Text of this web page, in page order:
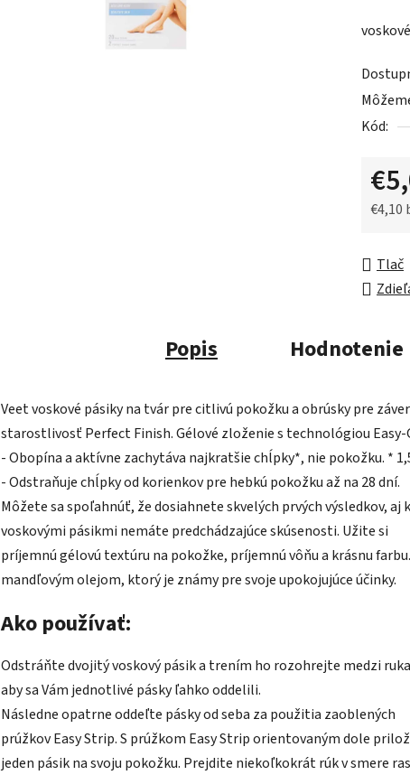
je
z
5
Kód:
€4,10
Tlač
Popis Hodnotenie
Veet voskové pásiky na tvár pre citlivú pokožku a obrúsky pre
starostlivosť Perfect Finish. Gélové zloženie s technológiou Easy-
- Obopína a aktívne zachytáva najkratšie chĺpky*, nie pokožku. *
- Odstraňuje chĺpky od korienkov pre hebkú pokožku až na 28 dní.
Môžete sa spoľahnúť, že dosiahnete skvelých prvých výsledkov, aj
voskovými pásikmi nemáte predchádzajúce skúsenosti. Užite si
príjemnú gélovú textúru na pokožke, príjemnú vôňu a krásnu
mandľovým olejom, ktorý je známy pre svoje upokojujúce účinky.
Ako používať:
Odstráňte dvojitý voskový pásik a trením ho rozohrejte medzi
aby sa Vám jednotlivé pásky ľahko oddelili.
Následne opatrne oddeľte pásky od seba za použitia zaoblených
prúžkov Easy Strip. S prúžkom Easy Strip orientovaným dole
jeden pásik na svoju pokožku. Prejdite niekoľkokrát rúk v smere